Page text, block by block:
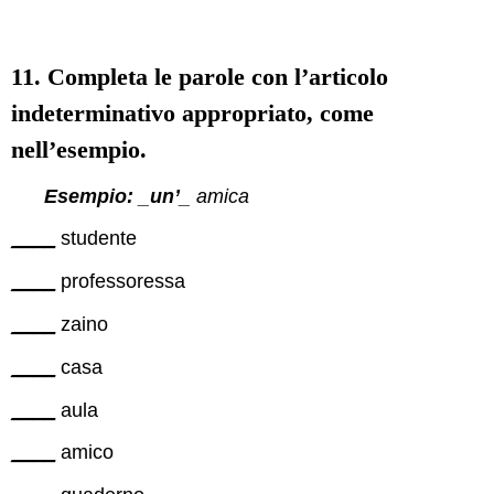
11. Completa le parole con l’articolo
indeterminativo appropriato, come
nell’esempio.
Esempio: _un’_ amica
studente
professoressa
zaino
casa
aula
amico